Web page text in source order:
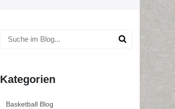
Kategorien
Basketball Blog